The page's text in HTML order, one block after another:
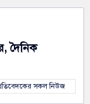
দৈনিক
সকল নিউজ